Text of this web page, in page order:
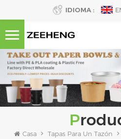
IDIOMA :
Casa Tapas Para Un Tazón